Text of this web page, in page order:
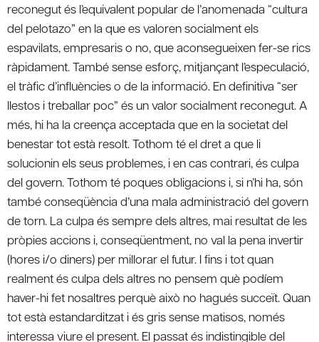
reconegut és l’equivalent popular de l’anomenada “cultura
del pelotazo” en la que es valoren socialment els
espavilats, empresaris o no, que aconsegueixen fer-se rics
ràpidament. També sense esforç, mitjançant l’especulació,
el tràfic d’influències o de la informació. En definitiva “ser
llestos i treballar poc” és un valor socialment reconegut. A
més, hi ha la creença acceptada que en la societat del
benestar tot està resolt. Tothom té el dret a que li
solucionin els seus problemes, i en cas contrari, és culpa
del govern. Tothom té poques obligacions i, si n’hi ha, són
també conseqüència d’una mala administració del govern
de torn. La culpa és sempre dels altres, mai resultat de les
pròpies accions i, conseqüentment, no val la pena invertir
(hores i/o diners) per millorar el futur. I fins i tot quan
realment és culpa dels altres no pensem què podíem
haver-hi fet nosaltres perquè això no hagués succeït. Quan
tot està estandarditzat i és gris sense matisos, només
interessa viure el present. El passat és indistingible del